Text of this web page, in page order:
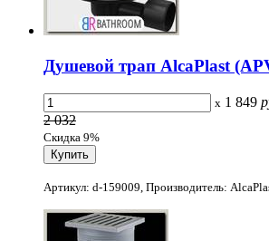
Душевой трап AlcaPlast
x 1 849
2 032
Скидка 9%
Артикул: d-159009, Производитель: